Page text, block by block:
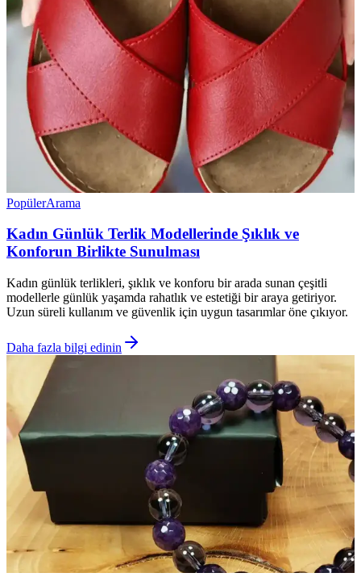
PopülerArama
Kadın Günlük Terlik Modellerinde Şıklık ve
Konforun Birlikte Sunulması
Kadın günlük terlikleri, şıklık ve konforu bir arada sunan çeşitli
modellerle günlük yaşamda rahatlık ve estetiği bir araya getiriyor.
Uzun süreli kullanım ve güvenlik için uygun tasarımlar öne çıkıyor.
Daha fazla bilgi edinin